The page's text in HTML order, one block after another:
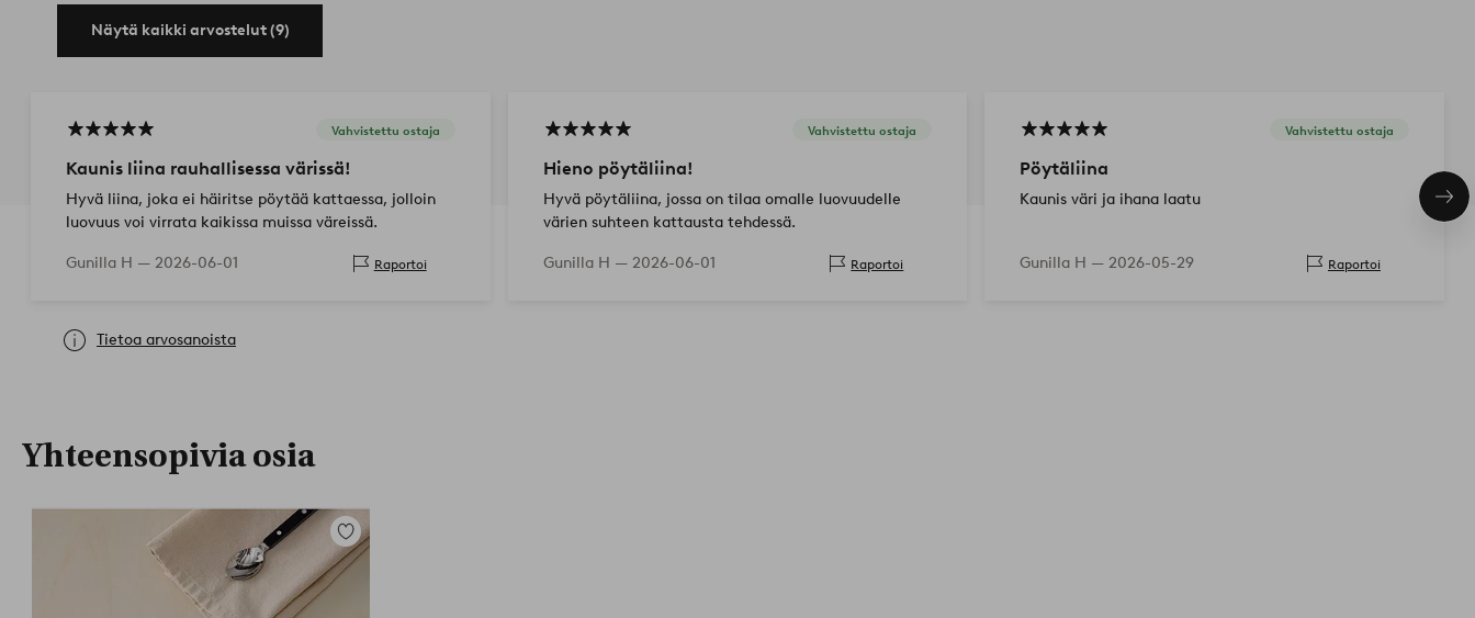
Näytä kaikki arvostelut (9)
Vahvistettu ostaja
Kaunis liina rauhallisessa värissä!
Hyvä liina, joka ei häiritse pöytää kattaessa, jolloin
luovuus voi virrata kaikissa muissa väreissä.
Gunilla H — 2026-06-01 Raportoi
Vahvistettu ostaja
Hieno pöytäliina!
Hyvä pöytäliina, jossa on tilaa omalle luovuudelle
värien suhteen kattausta tehdessä.
Gunilla H — 2026-06-01 Raportoi
Vahvistettu ostaja
Pöytäliina
Kaunis väri ja ihana laatu
Gunilla H — 2026-05-29 Raportoi
Tietoa arvosanoista
Yhteensopivia osia
Lisää
suosikkeihin